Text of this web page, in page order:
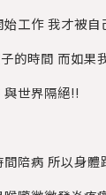
工作 我才被
的時間 而如果
世界隔絕!!
陪病 所以身